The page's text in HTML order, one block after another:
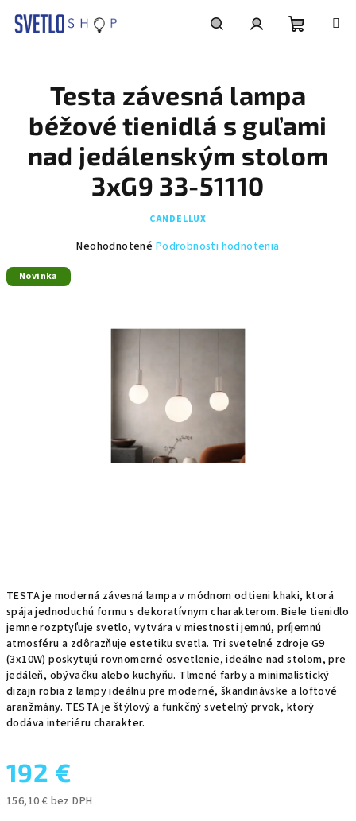
košík
TESTA je moderná závesná lampa v módnom odtieni khaki, ktorá
spája jednoduchú formu s dekoratívnym charakterom. Biele tienidlo
jemne rozptyľuje svetlo, vytvára v miestnosti jemnú, príjemnú
atmosféru a zdôrazňuje estetiku svetla. Tri svetelné zdroje G9
(3x10W) poskytujú rovnomerné osvetlenie, ideálne nad stolom, pre
jedáleň, obývačku alebo kuchyňu. Tlmené farby a minimalistický
dizajn robia z lampy ideálnu pre moderné, škandinávske a loftové
aranžmány. TESTA je štýlový a funkčný svetelný prvok, ktorý
dodáva interiéru charakter.
192 €
156,10 € bez DPH
Testa závesná lampa
béžové tienidlá s guľami
nad jedálenským stolom
3xG9 33-51110
CANDELLUX
Priemerné
Neohodnotené Podrobnosti hodnotenia
Novinka